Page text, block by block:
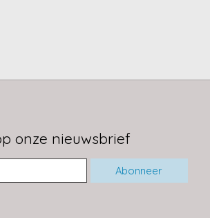
onze nieuwsbrief
Abonneer